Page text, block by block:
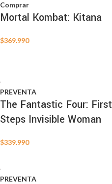
Comprar
Mortal Kombat: Kitana
$369.990
PREVENTA
The Fantastic Four: First
Steps Invisible Woman
$339.990
PREVENTA